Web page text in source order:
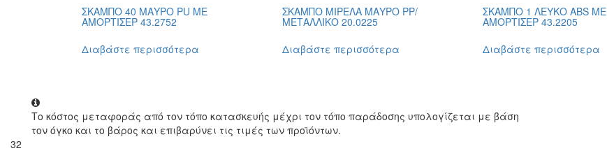
ΣΚΑΜΠΟ 40 ΜΑΥΡΟ PU ΜΕ
ΑΜΟΡΤΙΣΕΡ 43.2752
Διαβάστε περισσότερα
ΣΚΑΜΠΟ ΜΙΡΕΛΑ ΜΑΥΡΟ ΡΡ/
ΜΕΤΑΛΛΙΚΟ 20.0225
Διαβάστε περισσότερα
ΣΚΑΜΠΟ 1 ΛΕΥΚΟ ABS ΜΕ
ΑΜΟΡΤΙΣΕΡ 43.2205
Διαβάστε περισσότερα
Το κόστος μεταφοράς από τον τόπο κατασκευής μέχρι τον τόπο παράδοσης υπολογίζεται με βάση
τον όγκο και το βάρος και επιβαρύνει τις τιμές των προϊόντων.
32